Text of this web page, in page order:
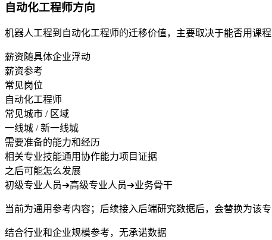
自动化工程师方向
机器人工程到自动化工程师的迁移价值，主要取决于能否用课
薪资随具体企业浮动
薪资参考
常见岗位
自动化工程师
常见城市 / 区域
一线城 / 新一线城
需要准备的能力和经历
相关专业技能通用协作能力项目证据
之后可能怎么发展
初级专业人员➔高级专业人员➔业务骨干
当前为通用参考内容；后续接入后端研究数据后，会替换为该专
结合行业和企业规模参考，无承诺数据